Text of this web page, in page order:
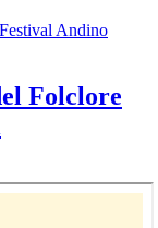
Folclore